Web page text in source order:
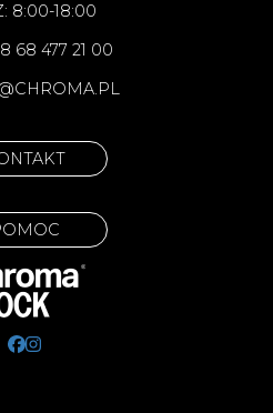
8:00-18:00
68 477 21 00